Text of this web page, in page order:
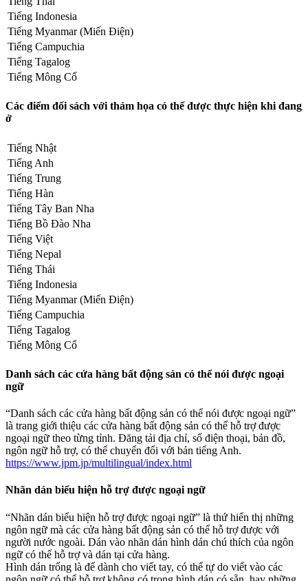
Tiếng Indonesia
Tiếng Myanmar (Miến Điện)
Tiếng Campuchia
Tiếng Tagalog
Tiếng Mông Cổ
Các điểm đối sách với thảm họa có thể được thực hiện khi đang
ở
Tiếng Nhật
Tiếng Anh
Tiếng Trung
Tiếng Hàn
Tiếng Tây Ban Nha
Tiếng Bồ Đào Nha
Tiếng Việt
Tiếng Nepal
Tiếng Thái
Tiếng Indonesia
Tiếng Myanmar (Miến Điện)
Tiếng Campuchia
Tiếng Tagalog
Tiếng Mông Cổ
Danh sách các cửa hàng bất động sản có thể nói được ngoại
ngữ
“Danh sách các cửa hàng bất động sản có thể nói được ngoại ngữ”
là trang giới thiệu các cửa hàng bất động sản có thể hỗ trợ được
ngoại ngữ theo từng tỉnh. Đăng tải địa chỉ, số điện thoại, bản đồ,
ngôn ngữ hỗ trợ, có thể chuyển đổi với bản tiếng Anh.
https://www.jpm.jp/multilingual/index.html
Nhãn dán biểu hiện hỗ trợ được ngoại ngữ
“Nhãn dán biểu hiện hỗ trợ được ngoại ngữ” là thứ hiển thị những
ngôn ngữ mà các cửa hàng bất động sản có thể hỗ trợ được với
người nước ngoài. Dán vào nhãn dán hình dán chú thích của ngôn
ngữ có thể hỗ trợ và dán tại cửa hàng.
Hình dán trống là để dành cho viết tay, có thể tự do viết vào các